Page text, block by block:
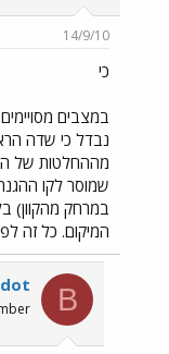
14/9/10
כי
במצבים
נבדל כי שדה
מההחלטות של
במרחק מהקוון)
המיקום. כל זה
B